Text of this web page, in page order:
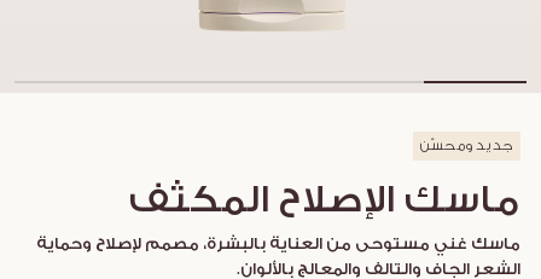
جديد ومحسّن
ماسك الإصلاح المكثف
ماسك غني مستوحى من العناية بالبشرة، مصمم لإصلاح وحماية
الشعر الجاف والتالف والمعالج بالألوان.